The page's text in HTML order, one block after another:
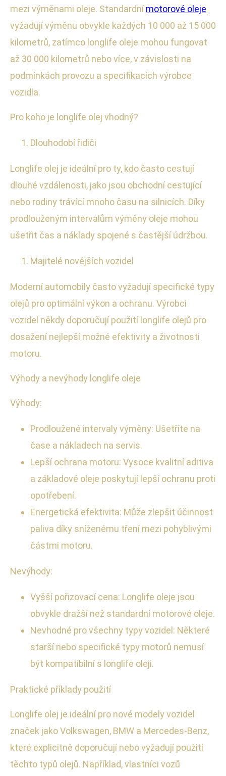
mezi výměnami oleje. Standardnímotorové oleje
vyžadují výměnu obvykle každých 10 000 až 15 000
kilometrů, zatímco longlife oleje mohou fungovat
až 30 000 kilometrů nebo více, v závislosti na
podmínkách provozu a specifikacích výrobce
vozidla.
Pro koho je longlife olej vhodný?
Dlouhodobí řidiči
Longlife olej je ideální pro ty, kdo často cestují
dlouhé vzdálenosti, jako jsou obchodní cestující
nebo rodiny trávící mnoho času na silnicích. Díky
prodlouženým intervalům výměny oleje mohou
ušetřit čas a náklady spojené s častější údržbou.
Majitelé novějších vozidel
Moderní automobily často vyžadují specifické typy
olejů pro optimální výkon a ochranu. Výrobci
vozidel někdy doporučují použití longlife olejů pro
dosažení nejlepší možné efektivity a životnosti
motoru.
Výhody a nevýhody longlife oleje
Výhody:
Prodloužené intervaly výměny: Ušetříte na
čase a nákladech na servis.
Lepší ochrana motoru: Vysoce kvalitní aditiva
a základové oleje poskytují lepší ochranu proti
opotřebení.
Energetická efektivita: Může zlepšit účinnost
paliva díky sníženému tření mezi pohyblivými
částmi motoru.
Nevýhody:
Vyšší pořizovací cena: Longlife oleje jsou
obvykle dražší než standardní motorové oleje.
Nevhodné pro všechny typy vozidel: Některé
starší nebo specifické typy motorů nemusí
být kompatibilní s longlife oleji.
Praktické příklady použití
Longlife olej je ideální pro nové modely vozidel
značek jako Volkswagen, BMW a Mercedes-Benz,
které explicitně doporučují nebo vyžadují použití
těchto typů olejů. Například, vlastníci vozů